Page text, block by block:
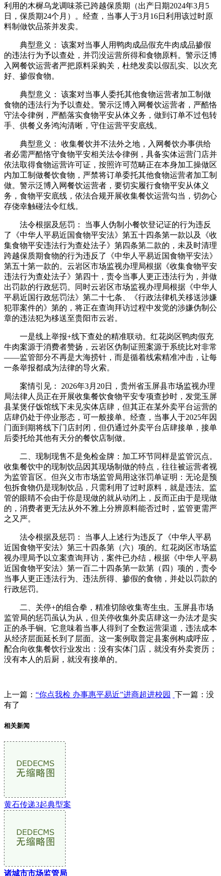
利用的木樨乌龙调味茶已跨越保质期（出产日期2024年3月5
日，保质期24个月）。经查，当事人于3月16日利用该过时原
料制做饮品茶并发卖。
典型意义： 该案对当事人用鸭肉成品假充牛肉成品掺假
的违法行为予以查处，并罚没运营所得和食物原料。警示泛博
入网餐饮运营者严把原料采购关，杜绝发卖以假乱实、以次充
好、掺假食物。
典型意义： 该案对当事人委托其他食物运营者加工制做
食物的违法行为予以查处。警示泛博入网餐饮运营者，严酷恪
守法令律例，严酷落实食物平安从体义务，做到订单不过包转
手、供餐义务鸿沟清晰，守住运营平安底线。
典型意义： 收集餐饮并不法外之地，入网餐饮办事供给
者必需严酷恪守食物平安相关法令律例，具备实体运营门店并
依法取得食物运营许可证，按照许可范畴正在本身加工操做区
内加工制做餐饮食物，严禁将订单委托其他食物运营者加工制
做。警示泛博入网餐饮运营者，要切实履行食物平安从体义
务，食物平安底线，依法合规开展收集餐饮运营勾当，切勿心
存侥幸触碰法令红线。
法令根据及惩罚： 当事人伪制小餐饮登记证的行为违反
了《中华人平易近国食物平安法》第五十四条第一款以及《收
集食物平安违法行为查处法子》第四条第二款的，未及时清理
跨越保质期食物的行为违反了《中华人平易近国食物平安法》
第五十第一款的。云岩区市场监视办理局根据《收集食物平安
违法行为查处法子》第四十，责令当事人更正违法行为，并做
出罚款的行政惩罚。同时云岩区市场监视办理局根据《中华人
平易近国行政惩罚法》第二十七条、《行政法律机关移送涉嫌
犯罪案件的》第的，将正在查询拜访过程中发觉的涉嫌伪制公
章的违法犯为移送至贵阳市云岩。
一是线上举报+线下查处的精准联动。红花岗区鸭肉假充
牛肉案源于消费者赞扬，云岩区伪制证照案源于系统比对非常
——监管部分不再是大海捞针，而是循着线索精准冲击，让每
一条举报都成为法律的导火索。
案情引见： 2026年3月20日，贵州省玉屏县市场监视办理
局法律人员正在开展收集餐饮食物平安专项查抄时，发觉玉屏
县某煲仔饭馆线下未见实体店肆，但其正在某外卖平台运营的
店肆仍处于停业形态，可一般接单。经查，当事人于2025年因
门面到期将线下门店封闭，但仍通过外卖平台店肆接单，接单
后委托给其他有天分的餐饮店制做。
二、现制现售不是免检金牌：加工环节同样是监管沉点。
收集餐饮中的现制饮品因其现场制做的特点，往往被运营者视
为监管盲区。但兴义市市场监管局用这张罚单证明：无论是预
包拆食物仍是现制饮品，只需利用了过时原料，就是违法。监
管的眼睛不会由于你是现做的就从动闭上，反而正由于是现做
的，消费者更无法从外不雅上分辨原料能否过时，监管更需严
之又严。
法令根据及惩罚： 当事人上述行为违反了《中华人平易
近国食物平安法》第三十四条第（六）项的。红花岗区市场监
视办理局予以立案查询拜访，案件已办结，根据《中华人平易
近国食物平安法》第一百二十四条第一款第（四）项的，责令
当事人更正违法行为、违法所得、掺假的食物，并处以罚款的
行政惩罚。
二、关停+的组合拳，精准切除收集寄生虫。玉屏县市场
监管局的惩罚虽认为从，但关停收集外卖店肆这一办法才是实
正的杀手锏。它意味着当事人得到了全数运营渠道，违法成本
从经济层面延长到了层面。这一案例取普定县案例构成呼应，
配合向收集餐饮行业发出：没有实体门店，就没有外卖资历；
没有本人的后厨，就没有接单的。
上一篇： “你点我检 办事惠平易近”进商超进校园
下一篇：没
有了
相关新闻
黄石传递3起典型案
诸城市市场监管局